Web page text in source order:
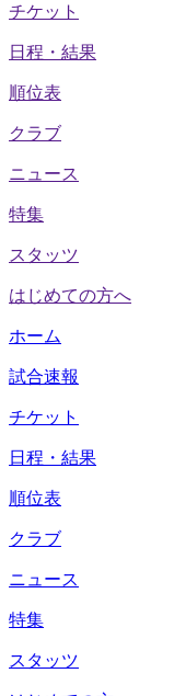
チケット
日程・結果
順位表
クラブ
ニュース
特集
スタッツ
はじめての方へ
ホーム
試合速報
チケット
日程・結果
順位表
クラブ
ニュース
特集
スタッツ